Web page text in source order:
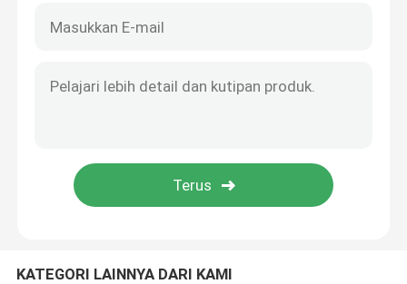
Bantalan Keramik Zirkonia
KATEGORI LAINNYA DARI KAMI